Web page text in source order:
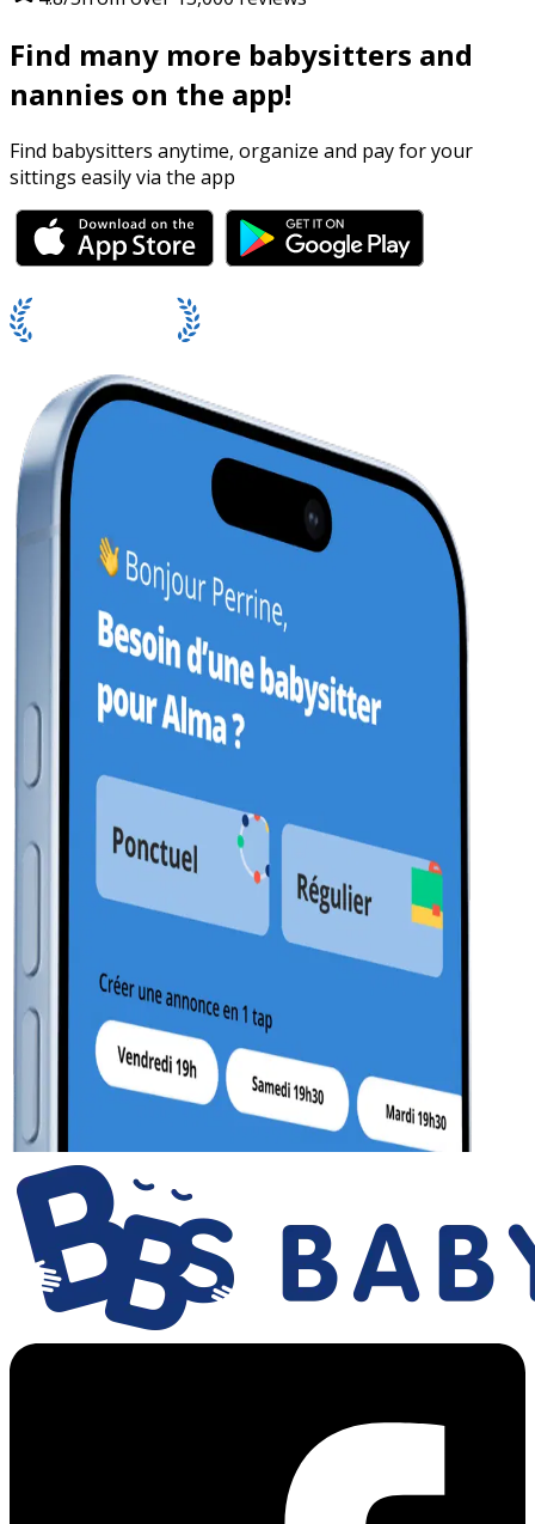
Find many more babysitters and
nannies on the app!
Find babysitters anytime, organize and pay for your
sittings easily via the app